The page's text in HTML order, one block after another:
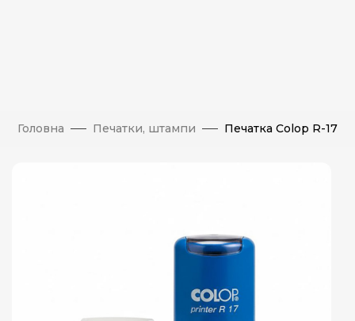
Головна Печатки, штампи Печатка Colop R-17